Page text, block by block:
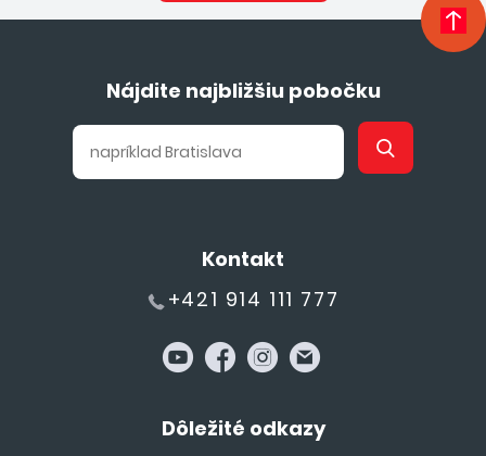
Nájdite najbližšiu pobočku
Kontakt
+421 914 111 777
Dôležité odkazy